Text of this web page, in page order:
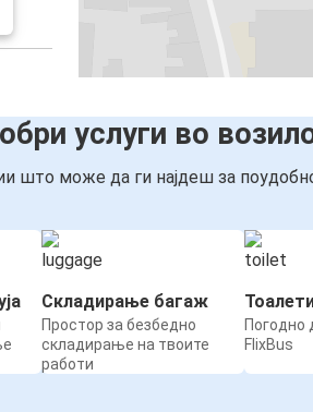
услуги во
што може да ги најдеш за
Складирање багаж
Простор за безбедно
складирање на твоите
работи
Погодно
FlixBus